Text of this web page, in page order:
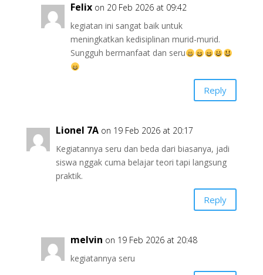
Felix on 20 Feb 2026 at 09:42
kegiatan ini sangat baik untuk
meningkatkan kedisiplinan murid-murid.
Sungguh bermanfaat dan seru
Reply
Lionel 7A on 19 Feb 2026 at 20:17
Kegiatannya seru dan beda dari biasanya, jadi
siswa nggak cuma belajar teori tapi langsung
praktik.
Reply
melvin on 19 Feb 2026 at 20:48
kegiatannya seru